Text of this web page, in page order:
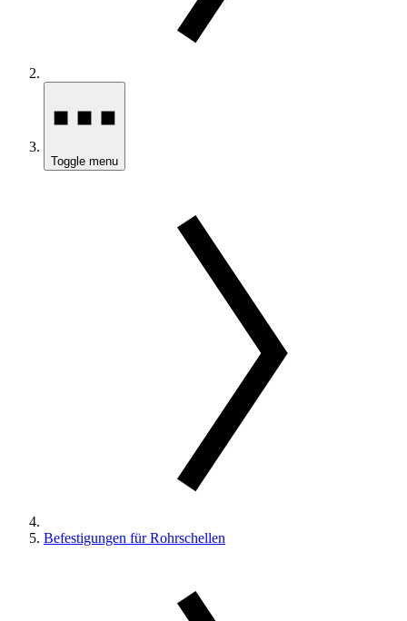
Toggle menu
Befestigungen für Rohrschellen